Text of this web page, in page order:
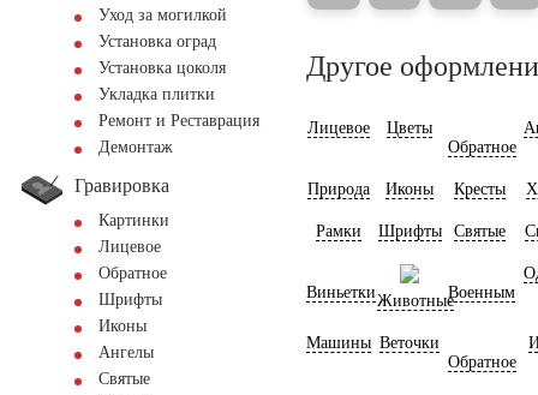
Уход за могилкой
Установка оград
Установка цоколя
Укладка плитки
Ремонт и Реставрация
Демонтаж
Гравировка
Картинки
Лицевое
Обратное
Шрифты
Иконы
Ангелы
Святые
Другое
Лицевое
Цветы
Обратное
Природа Иконы Кресты
Рамки Шрифты Святые
ВиньеткиЖивотныеВоенным
Машины Веточки
Обратное